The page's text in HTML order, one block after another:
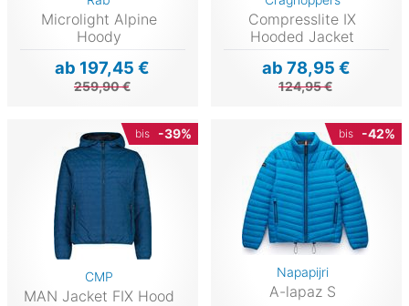
Microlight Alpine
Hoody
ab 197,45 €
259,90 €
Compresslite IX
Hooded Jacket
ab 78,95 €
124,95 €
bis -39%
CMP
MAN Jacket FIX Hood
bis -42%
Napapijri
A-lapaz S